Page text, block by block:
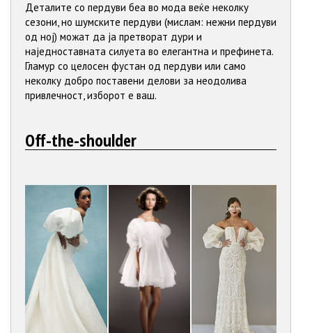
Деталите со пердуви беа во мода веќе неколку
сезони, но шумските пердуви (мислам: нежни пердуви
од ној) можат да ја претворат дури и
наједноставната силуета во елегантна и префинета.
Гламур со целосен фустан од пердуви или само
неколку добро поставени делови за неодолива
привлечност, изборот е ваш.
Off-the-shoulder